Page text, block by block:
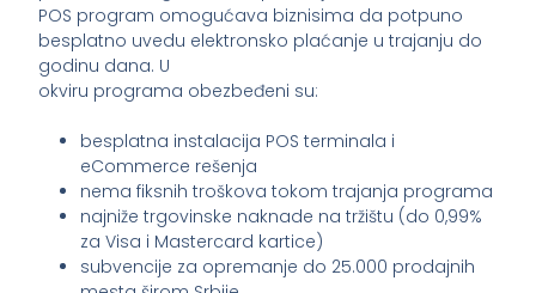
POS program omogućava biznisima da potpuno
besplatno uvedu elektronsko plaćanje u trajanju do
godinu dana. U
okviru programa obezbeđeni su:
besplatna instalacija POS terminala i
eCommerce rešenja
nema fiksnih troškova tokom trajanja programa
najniže trgovinske naknade na tržištu (do 0,99%
za Visa i Mastercard kartice)
subvencije za opremanje do 25.000 prodajnih